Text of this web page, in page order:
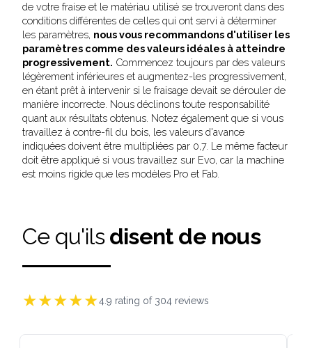
de votre fraise et le matériau utilisé se trouveront dans des
conditions différentes de celles qui ont servi à déterminer
les paramètres, nous vous recommandons d'utiliser les
paramètres comme des valeurs idéales à atteindre
progressivement. Commencez toujours par des valeurs
légèrement inférieures et augmentez-les progressivement,
en étant prêt à intervenir si le fraisage devait se dérouler de
manière incorrecte. Nous déclinons toute responsabilité
quant aux résultats obtenus. Notez également que si vous
travaillez à contre-fil du bois, les valeurs d'avance
indiquées doivent être multipliées par 0,7. Le même facteur
doit être appliqué si vous travaillez sur Evo, car la machine
est moins rigide que les modèles Pro et Fab.
Ce qu'ilsdisent de nous
★★★★★4.9 rating of 304 reviews